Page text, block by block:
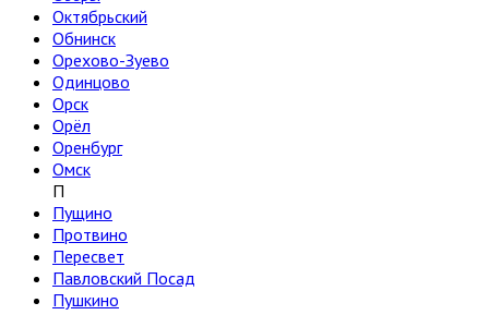
Октябрьский
Обнинск
Орехово-Зуево
Одинцово
Орск
Орёл
Оренбург
Омск
П
Пущино
Протвино
Пересвет
Павловский Посад
Пушкино